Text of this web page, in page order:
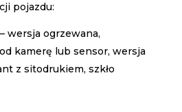
pojazdu:
– wersja ogrzewana,
kamerę lub sensor, wersja
z sitodrukiem, szkło